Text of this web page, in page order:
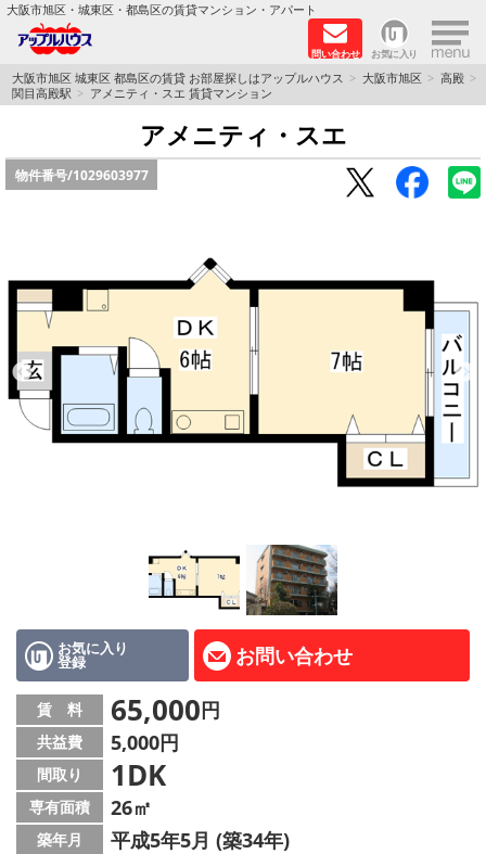
大阪市旭区・城東区・都島区の賃貸マンション・アパート
問い合わせ お気に入り ×
TOPページ
路線·駅から探す
地図から探す
スタッフ
BLOG
RECRUIT
店舗情報·アクセス
会社概要
メールでお問い合わせ
大阪市旭区 城東区 都島区の賃貸 お部屋探しはアップルハウス 大阪市旭区
高殿
関目高殿駅
アメニティ・スエ 賃貸マンション
アメニティ・スエ
物件番号/1029603977
お気に入り
登録 お問い合わせ
賃 料 65,000円
共益費 5,000円
間取り 1DK
専有面積 26㎡
築年月 平成5年5月 (築34年)